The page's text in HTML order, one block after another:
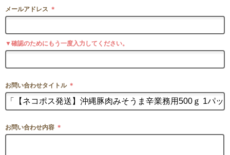
メールアドレス ＊
▼確認のためにもう一度入力してください。
お問い合わせタイトル ＊
お問い合わせ内容 ＊